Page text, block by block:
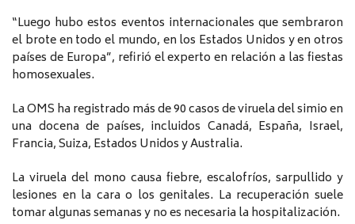
“Luego hubo estos eventos internacionales que sembraron
el brote en todo el mundo, en los Estados Unidos y en otros
países de Europa”, refirió el experto en relación a las fiestas
homosexuales.
La OMS ha registrado más de 90 casos de viruela del simio en
una docena de países, incluidos Canadá, España, Israel,
Francia, Suiza, Estados Unidos y Australia.
La viruela del mono causa fiebre, escalofríos, sarpullido y
lesiones en la cara o los genitales. La recuperación suele
tomar algunas semanas y no es necesaria la hospitalización.